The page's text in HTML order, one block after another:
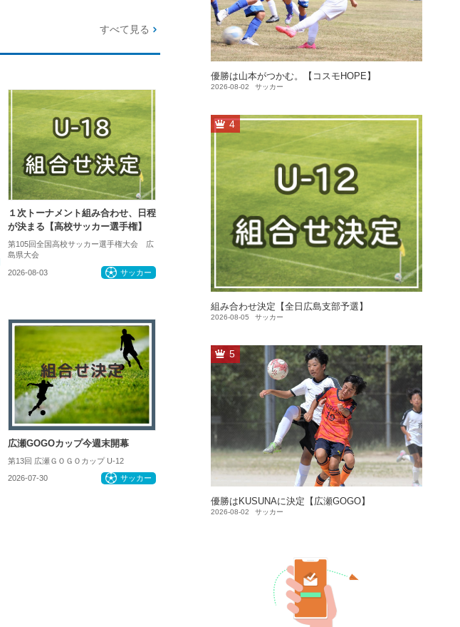
すべて見る
１次トーナメント組み合わせ、日程
が決まる【高校サッカー選手権】
第105回全国高校サッカー選手権大会 広
島県大会
2026-08-03 サッカー
広瀬GOGOカップ今週末開幕
第13回 広瀬ＧＯＧＯカップ U-12
2026-07-30 サッカー
優勝は山本がつかむ。【コスモHOPE】
2026-08-02 サッカー
4
組み合わせ決定【全日広島支部予選】
2026-08-05 サッカー
5
優勝はKUSUNAに決定【広瀬GOGO】
2026-08-02 サッカー